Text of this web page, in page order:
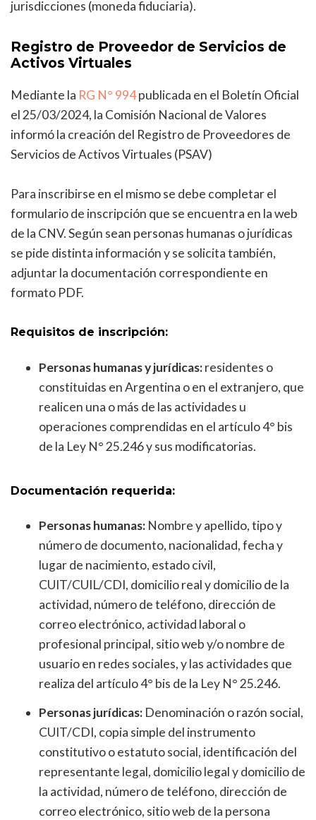
jurisdicciones (moneda fiduciaria).
Registro de Proveedor de Servicios de
Activos Virtuales
Mediante la RG N° 994publicada en el Boletín Oficial
el 25/03/2024, la Comisión Nacional de Valores
informó la creación del Registro de Proveedores de
Servicios de Activos Virtuales (PSAV)
Para inscribirse en el mismo se debe completar el
formulario de inscripción que se encuentra en la web
de la CNV. Según sean personas humanas o jurídicas
se pide distinta información y se solicita también,
adjuntar la documentación correspondiente en
formato PDF.
Requisitos de inscripción:
Personas humanas y jurídicas:residentes o
constituidas en Argentina o en el extranjero, que
realicen una o más de las actividades u
operaciones comprendidas en el artículo 4° bis
de la Ley N° 25.246 y sus modificatorias.
Documentación requerida:
Personas humanas: Nombre y apellido, tipo y
número de documento, nacionalidad, fecha y
lugar de nacimiento, estado civil,
CUIT/CUIL/CDI, domicilio real y domicilio de la
actividad, número de teléfono, dirección de
correo electrónico, actividad laboral o
profesional principal, sitio web y/o nombre de
usuario en redes sociales, y las actividades que
realiza del artículo 4° bis de la Ley N° 25.246.
Personas jurídicas: Denominación o razón social,
CUIT/CDI, copia simple del instrumento
constitutivo o estatuto social, identificación del
representante legal, domicilio legal y domicilio de
la actividad, número de teléfono, dirección de
correo electrónico, sitio web de la persona